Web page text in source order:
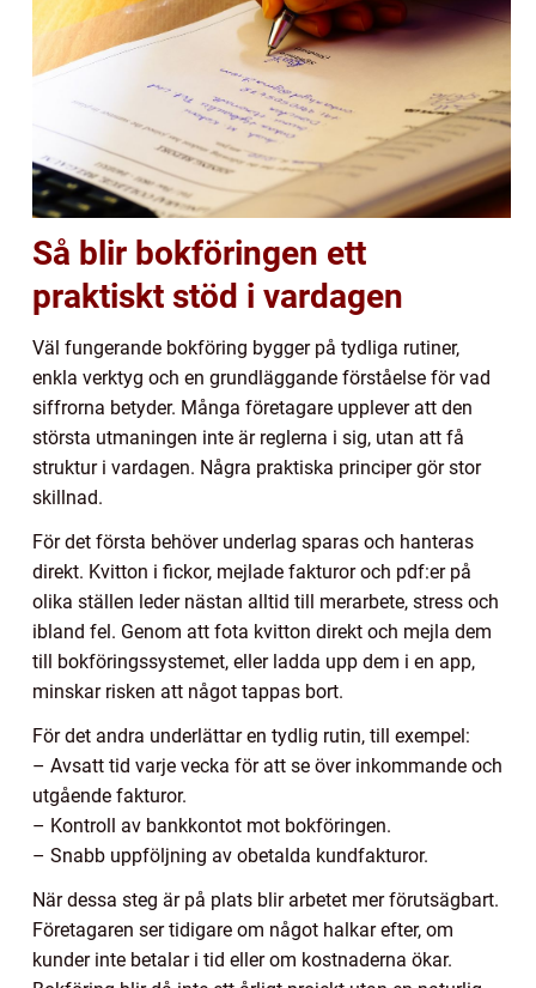
Så blir bokföringen ett
praktiskt stöd i vardagen
Väl fungerande bokföring bygger på tydliga rutiner,
enkla verktyg och en grundläggande förståelse för vad
siffrorna betyder. Många företagare upplever att den
största utmaningen inte är reglerna i sig, utan att få
struktur i vardagen. Några praktiska principer gör stor
skillnad.
För det första behöver underlag sparas och hanteras
direkt. Kvitton i fickor, mejlade fakturor och pdf:er på
olika ställen leder nästan alltid till merarbete, stress och
ibland fel. Genom att fota kvitton direkt och mejla dem
till bokföringssystemet, eller ladda upp dem i en app,
minskar risken att något tappas bort.
För det andra underlättar en tydlig rutin, till exempel:
– Avsatt tid varje vecka för att se över inkommande och
utgående fakturor.
– Kontroll av bankkontot mot bokföringen.
– Snabb uppföljning av obetalda kundfakturor.
När dessa steg är på plats blir arbetet mer förutsägbart.
Företagaren ser tidigare om något halkar efter, om
kunder inte betalar i tid eller om kostnaderna ökar.